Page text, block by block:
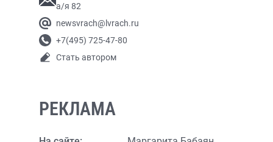
а/я 82
newsvrach@lvrach.ru
+7(495) 725-47-80
Стать автором
РЕКЛАМА